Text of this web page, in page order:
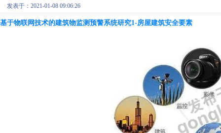
发表于：2021-01-08 09:06:26
基于物联网技术的建筑物监测预警系统研究1-房屋建筑安全要素